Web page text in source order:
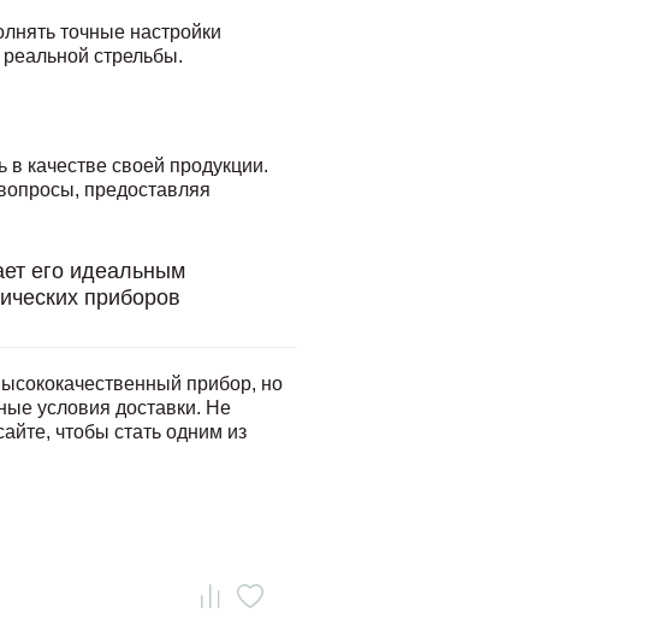
точные настройки
стрельбы.
качестве своей продукции.
предоставляя
его идеальным
приборов
прибор, но
условия доставки. Не
чтобы стать одним из